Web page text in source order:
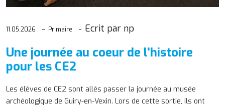
11.05.2026 Primaire Ecrit par np
Une journée au coeur de l'histoire
pour les CE2
Les élèves de CE2 sont allés passer la journée au musée
archéologique de Guiry-en-Vexin. Lors de cette sortie, ils ont